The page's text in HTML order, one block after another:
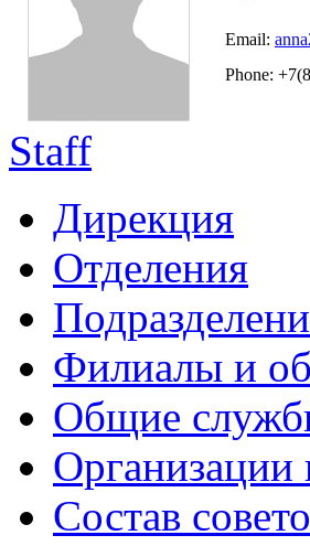
Email:
Phone:
Staff
Дирекция
Отделения
Филиалы и
Общие
Состав